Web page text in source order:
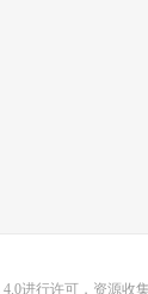
进行许可，资源收